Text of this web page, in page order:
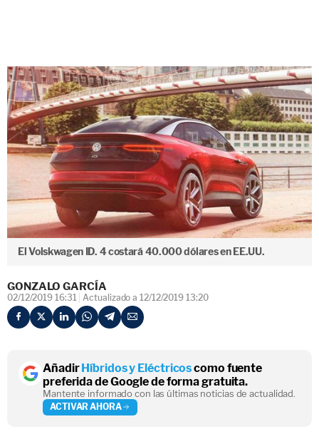
El Volskwagen ID. 4 costará 40.000 dólares en EE.UU.
GONZALO GARCÍA
02/12/2019 16:31 Actualizado a 12/12/2019 13:20
AñadirHíbridos y Eléctricoscomo fuente
preferida de Google de forma gratuita.
Mantente informado con las últimas noticias de actualidad.
ACTIVAR AHORA